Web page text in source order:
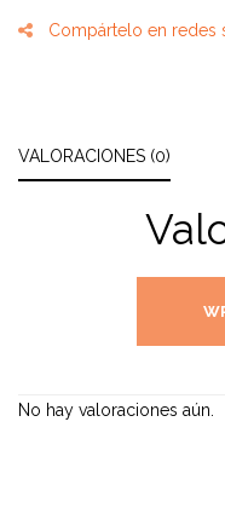
Compártelo en redes
VALORACIONES (0)
No hay valoraciones aún.